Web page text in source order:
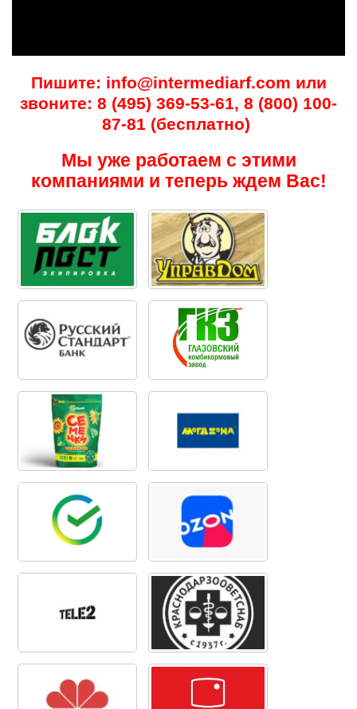
Пишите: info@intermediarf.com или
звоните: 8 (495) 369-53-61, 8 (800) 100-
87-81 (бесплатно)
Мы уже работаем с этими
компаниями и теперь ждем Вас!